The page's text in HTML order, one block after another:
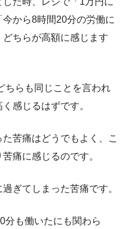
から8時間20分の労働に
ちらが高額に感じます
ちらも同じことを言われ
感じるはずです。
苦痛はどうでもよく、こ
痛に感じるのです。
ぎてしまった苦痛です。
分も働いたにも関わら